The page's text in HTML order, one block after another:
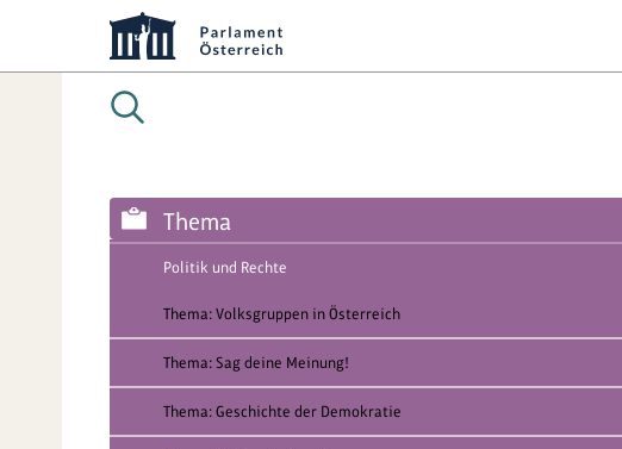
Thema
Politik und Rechte
Thema: Volksgruppen in Österreich
Thema: Sag deine Meinung!
Thema: Geschichte der Demokratie